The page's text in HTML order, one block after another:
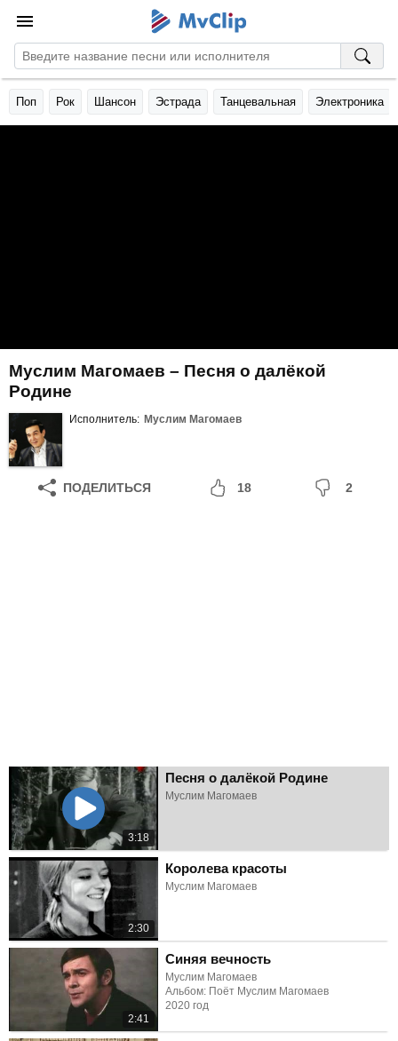
Поп Рок Шансон Эстрада Танцевальная Электроника
Муслим Магомаев – Песня о далёкой
Родине
Исполнитель: Муслим Магомаев
ПОДЕЛИТЬСЯ 18 2
3:18
Песня о далёкой Родине
Муслим Магомаев
2:30
Королева красоты
Муслим Магомаев
2:41
Синяя вечность
Муслим Магомаев
Альбом: Поёт Муслим Магомаев
2020 год